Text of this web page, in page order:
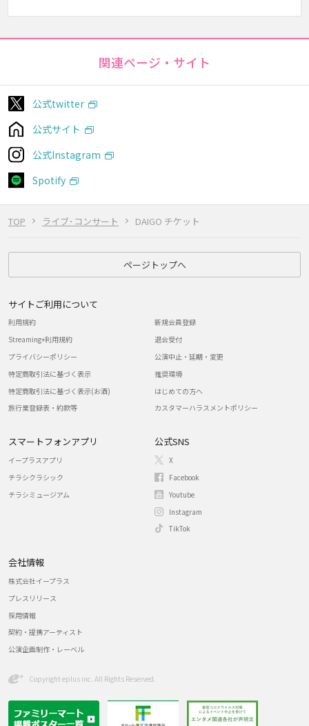
TOP ライブ･コンサート DAIGO チケット
関連ページ・サイト
公式twitter
公式サイト
公式Instagram
Spotify
ページトップへ
サイトご利用について
利用規約
Streaming+利用規約
プライバシーポリシー
特定商取引法に基づく表示
特定商取引法に基づく表示(お酒)
旅行業登録表・約款等
新規会員登録
退会受付
公演中止・延期・変更
推奨環境
はじめての方へ
カスタマーハラスメントポリシー
スマートフォンアプリ
イープラスアプリ
チラシクラシック
チラシミュージアム
公式SNS
X
Facebook
Youtube
Instagram
TikTok
会社情報
株式会社イープラス
プレスリリース
採用情報
契約・提携アーティスト
公演企画制作・レーベル
Copyright eplus inc. All Rights Reserved.